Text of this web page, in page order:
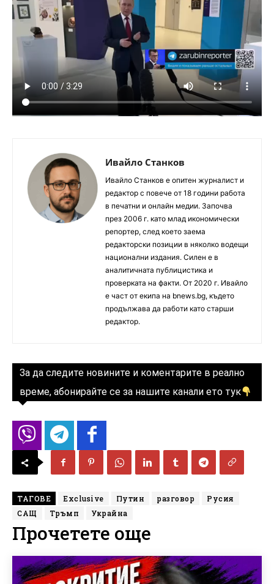
Ивайло Станков
Ивайло Станков е опитен журналист и
редактор с повече от 18 години работа
в печатни и онлайн медии. Започва
през 2006 г. като млад икономически
репортер, след което заема
редакторски позиции в няколко водещи
национални издания. Силен е в
аналитичната публицистика и
проверката на факти. От 2020 г. Ивайло
е част от екипа на bnews.bg, където
продължава да работи като старши
редактор.
За да следите новините и коментарите в реално
време, абонирайте се за нашите канали ето тук
ТАГОВЕ Exclusive Путин разговор
Русия
САЩ
Тръмп Украйна
Прочетете още